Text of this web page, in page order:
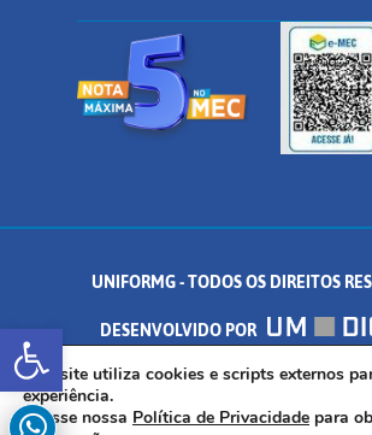
Abrir a barra de
UNIFORMG - TODOS OS DIREITOS
DESENVOLVIDO POR
AV. DR. ARNALDO DE SENNA, 328 - PALMEIRAS,
35.574.530
Este site utiliza cookies e scripts externos
experiência.
Acesse nossa Política de Privacidade para